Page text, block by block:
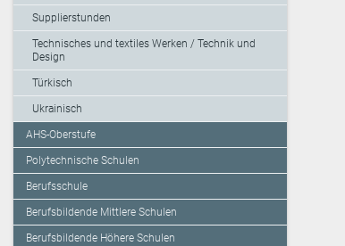
Supplierstunden
Technisches und textiles Werken / Technik und
Design
Türkisch
Ukrainisch
AHS-Oberstufe
Polytechnische Schulen
Berufsschule
Berufsbildende Mittlere Schulen
Berufsbildende Höhere Schulen